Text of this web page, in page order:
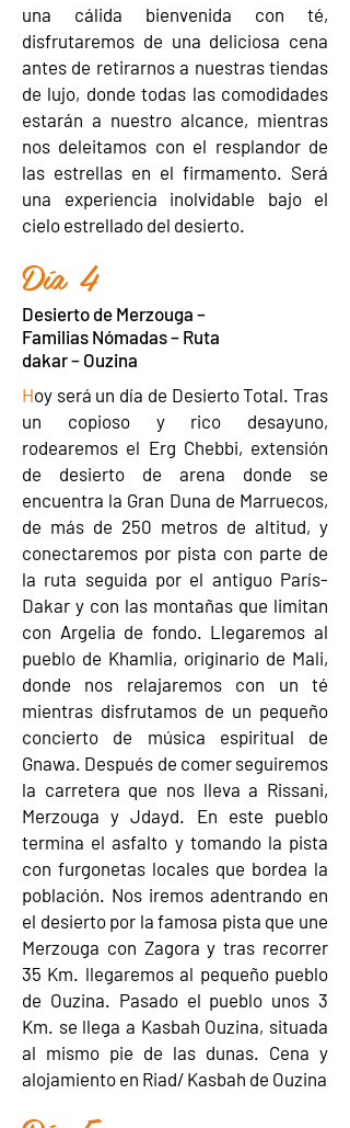
una cálida bienvenida con té,
disfrutaremos de una deliciosa cena
antes de retirarnos a nuestras tiendas
de lujo, donde todas las comodidades
estarán a nuestro alcance, mientras
nos deleitamos con el resplandor de
las estrellas en el firmamento. Será
una experiencia inolvidable bajo el
cielo estrellado del desierto.
Día 4
Desierto de Merzouga –
Familias Nómadas – Ruta
dakar – Ouzina
Hoy será un día de Desierto Total. Tras
un copioso y rico desayuno,
rodearemos el Erg Chebbi, extensión
de desierto de arena donde se
encuentra la Gran Duna de Marruecos,
de más de 250 metros de altitud, y
conectaremos por pista con parte de
la ruta seguida por el antiguo París-
Dakar y con las montañas que limitan
con Argelia de fondo. Llegaremos al
pueblo de Khamlia, originario de Mali,
donde nos relajaremos con un té
mientras disfrutamos de un pequeño
concierto de música espiritual de
Gnawa. Después de comer seguiremos
la carretera que nos lleva a Rissani,
Merzouga y Jdayd. En este pueblo
termina el asfalto y tomando la pista
con furgonetas locales que bordea la
población. Nos iremos adentrando en
el desierto por la famosa pista que une
Merzouga con Zagora y tras recorrer
35 Km. llegaremos al pequeño pueblo
de Ouzina. Pasado el pueblo unos 3
Km. se llega a Kasbah Ouzina, situada
al mismo pie de las dunas. Cena y
alojamiento en Riad/ Kasbah de Ouzina